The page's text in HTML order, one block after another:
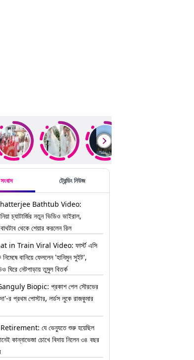
ট্রেন্ডিং নিউজ
Bathtub Video:
চ্যাটার্জির নতুন ভিডিও ভাইরাল,
থেকে শেয়ার করলেন রিল
in Train Viral Video: ফার্স্ট এসি
বানিয়ে ফেললেন 'হানিমুন সুইট',
ঘিরে নেটপাড়ায় তুমুল বিতর্ক
Biopic: প্রকাশ পেল সৌরভের
র প্রথম পোস্টার, লর্ডস লুকে রাজকুমার
যে ভেন্যুতে শুরু হয়েছিল
কান্নাভেজা চোখে বিদায় নিলেন ৩৪ বছর